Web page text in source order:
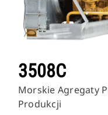
3508C
Morskie Agregaty
Produkcji